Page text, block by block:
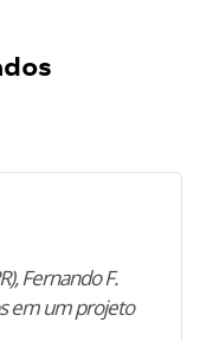
Fernando F.
em um projeto